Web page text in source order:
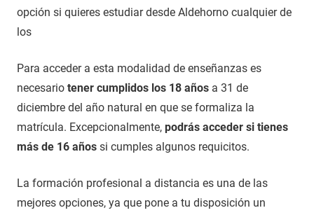
opción si quieres estudiar desde Aldehorno cualquier de
los
Para acceder a esta modalidad de enseñanzas es
necesario tener cumplidos los 18 años a 31 de
diciembre del año natural en que se formaliza la
matrícula. Excepcionalmente, podrás acceder si tienes
más de 16 años si cumples algunos requicitos.
La formación profesional a distancia es una de las
mejores opciones, ya que pone a tu disposición un